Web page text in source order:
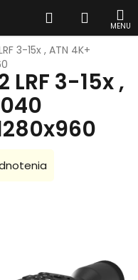
Hľadať
KOŠÍK
3-15x , ATN 4K+
3-15x ,